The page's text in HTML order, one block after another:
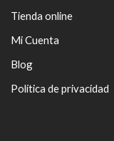
Tienda online
Mi Cuenta
Blog
Política de privacidad